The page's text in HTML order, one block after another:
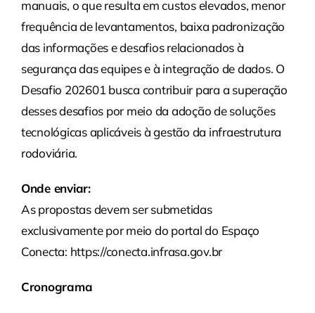
manuais, o que resulta em custos elevados, menor
frequência de levantamentos, baixa padronização
das informações e desafios relacionados à
segurança das equipes e à integração de dados. O
Desafio 202601 busca contribuir para a superação
desses desafios por meio da adoção de soluções
tecnológicas aplicáveis à gestão da infraestrutura
rodoviária.
Onde enviar:
As propostas devem ser submetidas
exclusivamente por meio do portal do Espaço
Conecta: https://conecta.infrasa.gov.br
Cronograma